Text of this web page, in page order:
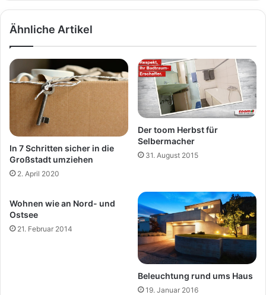
Ähnliche Artikel
In 7 Schritten sicher in die
Großstadt umziehen
2. April 2020
Der toom Herbst für
Selbermacher
31. August 2015
Wohnen wie an Nord- und
Ostsee
21. Februar 2014
Beleuchtung rund ums Haus
19. Januar 2016